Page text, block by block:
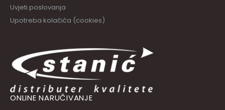
Uvjeti poslovanja
Upotreba kolačića (cookies)
ONLINE NARUČIVANJE